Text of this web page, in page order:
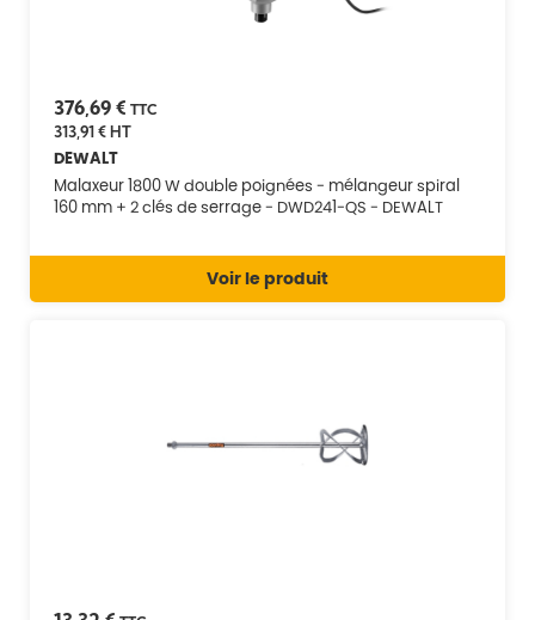
376,69 € TTC
313,91 €HT
DEWALT
Malaxeur 1800 W double poignées - mélangeur spiral
160 mm + 2 clés de serrage - DWD241-QS - DEWALT
Voir le produit